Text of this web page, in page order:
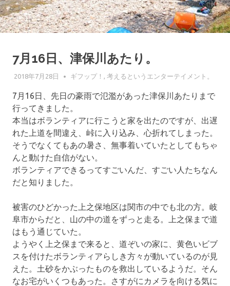
7月16日、津保川あたり。
2018年7月28日 GIFUPP
ギフップ！ 考えるというエンターテイメント。
7月16日、先日の豪雨で氾濫があった津保川あたりまで
行ってきました。
本当はボランティアに行こうと家を出たのですが、出遅
れた上道を間違え、峠に入り込み、心折れてしまった。
そうでなくてもあの暑さ、無事着いていたとしてもちゃ
んと動けた自信がない。
ボランティアできるってすごいんだ、すごい人たちなん
だと知りました。
被害のひどかった上之保地区は関市の中でも北の方。岐
阜市からだと、山の中の道をずっと走る。上之保まで道
はもう通じていた。
ようやく上之保まで来ると、道ぞいの家に、黄色いビブ
スを付けたボランティアらしき方々が動いているのが見
えた。土砂をかぶったものを救出しているようだ。そん
なお宅がいくつもあった。さすがにカメラを向ける気に